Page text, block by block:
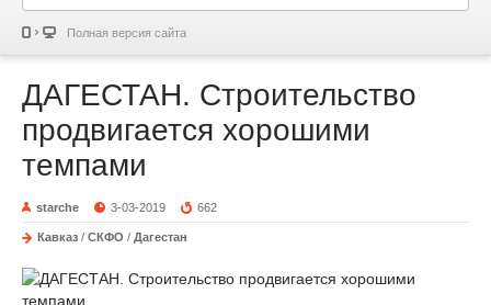
Полная версия сайта
ДАГЕСТАН. Строительство
продвигается хорошими
темпами
starche 3-03-2019 662
Кавказ / СКФО / Дагестан